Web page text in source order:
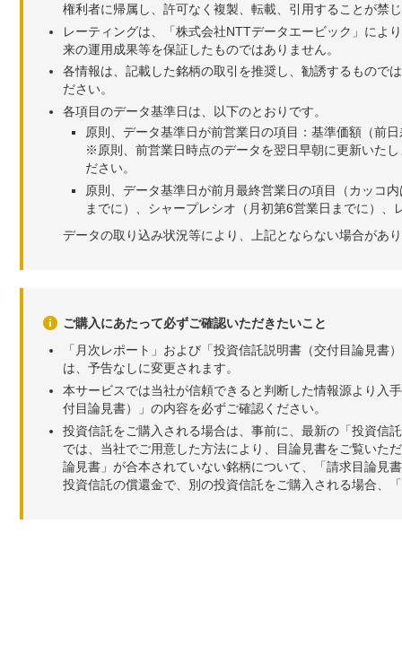
権利者に帰属し、許可なく複製、転載、引用することが禁
レーティングは、「株式会社NTTデータエービック」によ
来の運用成果等を保証したものではありません。
各情報は、記載した銘柄の取引を推奨し、勧誘するもので
ださい。
各項目のデータ基準日は、以下のとおりです。
原則、データ基準日が前営業日の項目：基準価額（前
※原則、前営業日時点のデータを翌日早朝に更新いた
ださい。
原則、データ基準日が前月最終営業日の項目（カッコ
までに）、シャープレシオ（月初第6営業日までに）
データの取り込み状況等により、上記とならない場合があ
ご購入にあたって必ずご確認いただきたいこと
「月次レポート」および「投資信託説明書（交付目論見
は、予告なしに変更されます。
本サービスでは当社が信頼できると判断した情報源より入
付目論見書）」の内容を必ずご確認ください。
投資信託をご購入される場合は、事前に、最新の「投資信
では、当社でご用意した方法により、目論見書をご覧いた
論見書」が合本されていない銘柄について、「請求目論見
投資信託の償還金で、別の投資信託をご購入される場合、